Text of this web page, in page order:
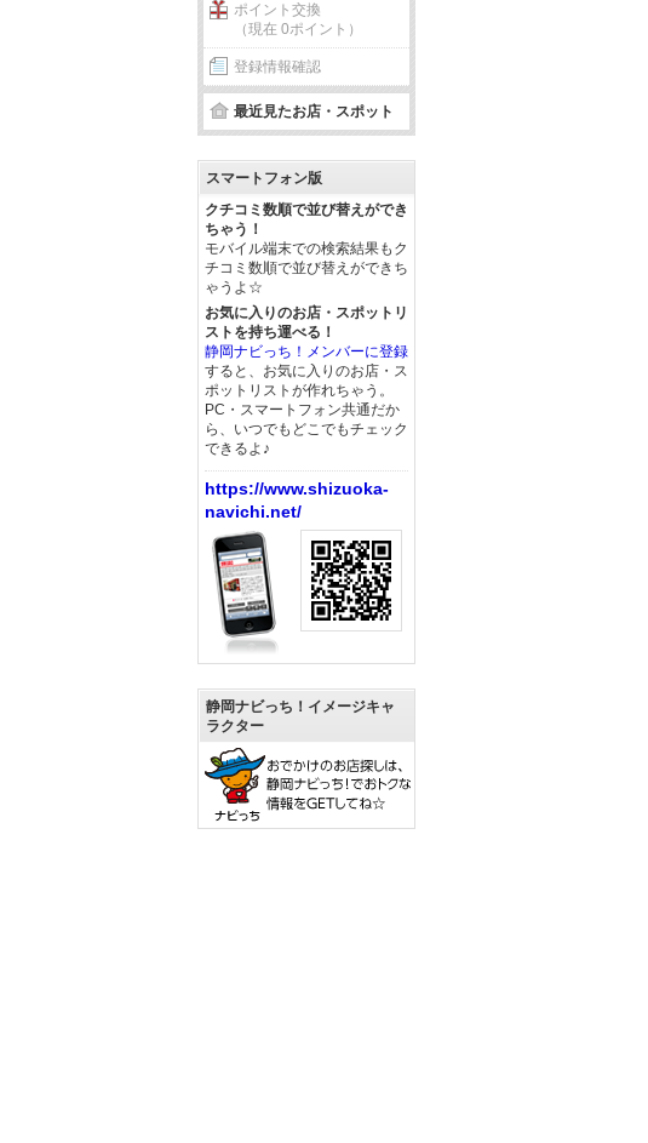
ポイント交換
（現在 0ポイント）
登録情報確認
最近見たお店・スポット
スマートフォン版
クチコミ数順で並び替えができ
ちゃう！
モバイル端末での検索結果もク
チコミ数順で並び替えができち
ゃうよ☆
お気に入りのお店・スポットリ
ストを持ち運べる！
静岡ナビっち！メンバーに登録
すると、お気に入りのお店・ス
ポットリストが作れちゃう。
PC・スマートフォン共通だか
ら、いつでもどこでもチェック
できるよ♪
https://www.shizuoka-
navichi.net/
静岡ナビっち！イメージキャ
ラクター